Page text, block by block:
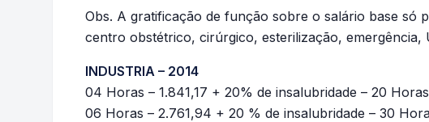
Obs. A gratificação de função sobre o salário base só
centro obstétrico, cirúrgico, esterilização, emergência,
INDUSTRIA – 2014
04 Horas – 1.841,17 + 20% de insalubridade – 20 Horas
06 Horas – 2.761,94 + 20 % de insalubridade – 30